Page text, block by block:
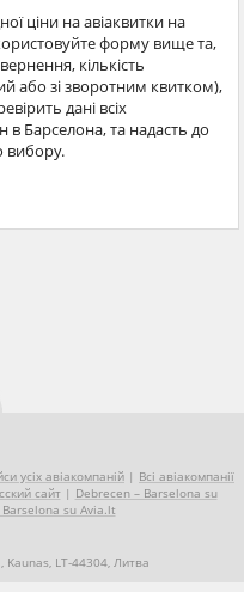
ціни на авіаквитки на
форму вище та,
кількість
або зі зворотним квитком),
дані всіх
в Барселона, та надасть до
вибору.
усіх авіакомпаній | Всі авіакомпанії
сайт| Debrecen – Barselona su
su Avia.lt
LT-44304, Литва